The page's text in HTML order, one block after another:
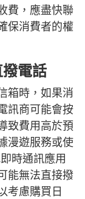
費，應盡快聯
保消費者的權
電話
箱時，如果消
訊商可能會按
致費用高於預
漫遊服務或使
時通訊應用
能無法直接撥
考慮購買日